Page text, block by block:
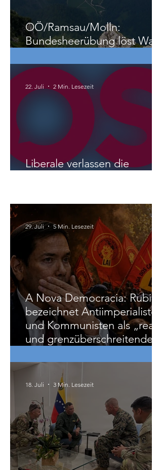
OÖ/Ramsau/Molln:
Bundesheerübung löst Wald-
und Wiesenbrand aus
NEOS?
2 Min. Lesezeit
International
A Nova Democracia: Rubio
bezeichnet Antiimperialisten
und Kommunisten als „reale
und grenzüberschreitende
Bedrohung“
29. Juli 5 Min. Lesezeit
18. Juli 3 Min. Lesezeit